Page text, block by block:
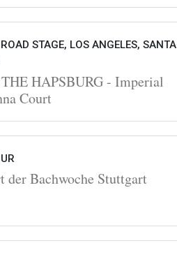
STAGE, LOS ANGELES, SANTA
HAPSBURG - Imperial
Court
der Bachwoche Stuttgart